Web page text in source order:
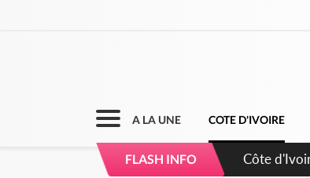
A LA UNE COTE D'IVOIRE
FLASH INFO
Côte